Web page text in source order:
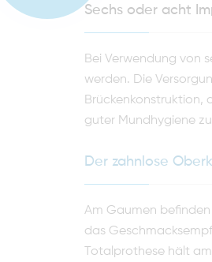
Sechs oder acht
Bei Verwendung von
werden. Die
Brückenkonstruktion,
guter Mundhygiene
Der zahnlose
Am Gaumen
das
Totalprothese hält